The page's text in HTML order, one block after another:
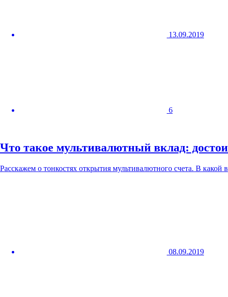
13.09.2019
6
Что такое мультивалютный вклад:
Расскажем о тонкостях открытия мультивалютного счета. В
08.09.2019